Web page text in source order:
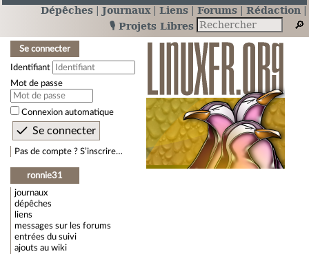
Dépêches Journaux Liens Forums
Rédaction
🎙️ Projets Libres
Se connecter
Identifiant
Mot de passe
Connexion automatique
Pas de compte ? S’inscrire…
ronnie31
journaux
dépêches
liens
messages sur les forums
entrées du suivi
ajouts au wiki